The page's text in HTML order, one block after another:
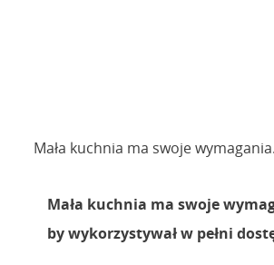
Mała kuchnia ma swoje
Mała kuchnia ma swoje
by wykorzystywał w pełni